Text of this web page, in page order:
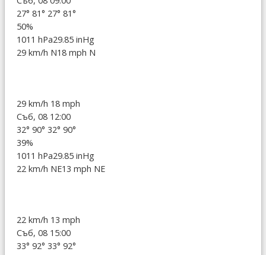
27° 81° 27° 81°
50%
1011 hPa29.85 inHg
29 km/h N18 mph N
29 km/h 18 mph
Съб, 08 12:00
32° 90° 32° 90°
39%
1011 hPa29.85 inHg
22 km/h NE13 mph NE
22 km/h 13 mph
Съб, 08 15:00
33° 92° 33° 92°